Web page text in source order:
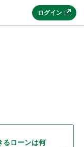
ログイン
るローンは何